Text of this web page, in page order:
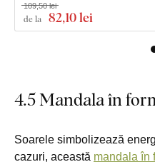
de la 82,10 lei
109,50 lei
4.5 Mandala în
Soarele simbolizează
cazuri, această mandala în